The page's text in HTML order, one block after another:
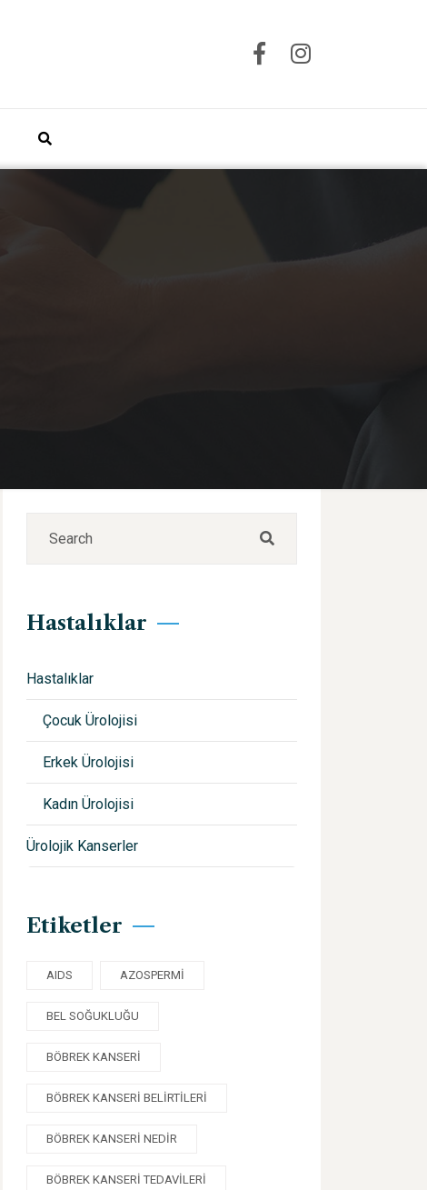
Hastalıklar
Hastalıklar
Çocuk Ürolojisi
Erkek Ürolojisi
Kadın Ürolojisi
Ürolojik Kanserler
Etiketler
AIDS AZOSPERMI
BEL SOĞUKLUĞU
BÖBREK KANSERI
BÖBREK KANSERI BELIRTILERI
BÖBREK KANSERI NEDIR
BÖBREK KANSERI TEDAVILERI